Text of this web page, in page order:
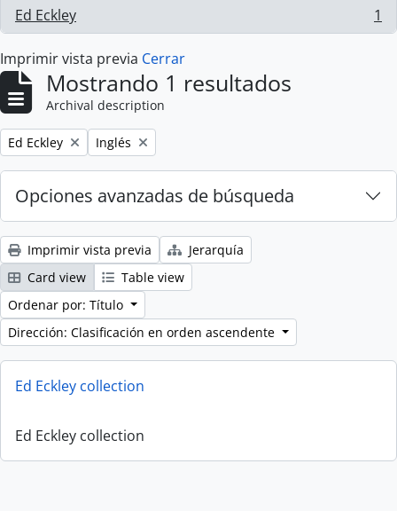
Ed Eckley
, 1 resultados 1
Imprimir vista previa Cerrar
Mostrando 1 resultados
Archival description
Remove filter:
Ed Eckley Remove filter:
Inglés
Opciones avanzadas de búsqueda
Imprimir vista previa
Jerarquía
Card view
Table view
Ordenar por: Título
Dirección: Clasificación en orden ascendente
Ed Eckley collection
Ed Eckley collection